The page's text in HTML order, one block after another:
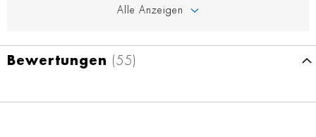
Alle Anzeigen
Bewertungen 55